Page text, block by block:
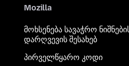
Mozilla
მოხსენება სავაჭრო
დარღვევის შესახებ
პირველწყარო კოდი